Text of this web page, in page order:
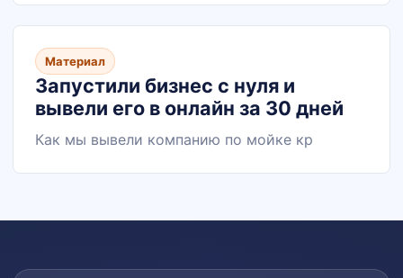
Материал
Запустили бизнес с нуля и
вывели его в онлайн за 30 дней
Как мы вывели компанию по мойке кр